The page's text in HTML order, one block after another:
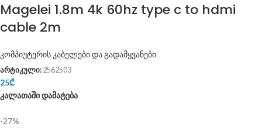
Magelei 1.8m 4k 60hz type c to hdmi
cable 2m
კომპიუტერის კაბელები და გადამყვანები
არტიკული: 2562503
25₾
კალათაში დამატება
-27%